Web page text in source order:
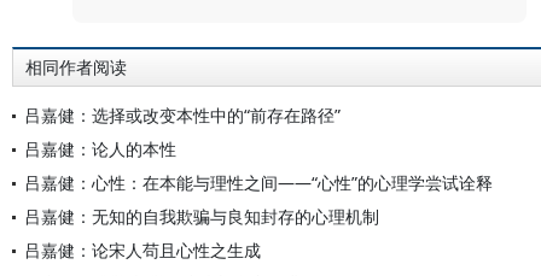
相同作者阅读
吕嘉健：选择或改变本性中的“前存在路径”
吕嘉健：论人的本性
吕嘉健：心性：在本能与理性之间——“心性”的心理学尝试诠释
吕嘉健：无知的自我欺骗与良知封存的心理机制
吕嘉健：论宋人苟且心性之生成